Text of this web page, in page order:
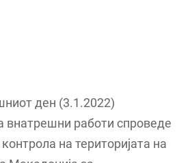
ден (3.1.2022)
внатрешни работи спроведе
на територијата на